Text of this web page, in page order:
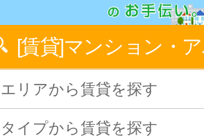
[賃貸]マンション・
エリアから賃貸を探す
タイプから賃貸を探す